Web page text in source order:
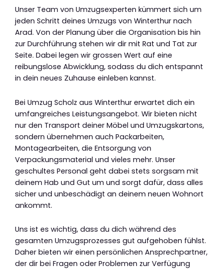
Unser Team von Umzugsexperten kümmert sich um
jeden Schritt deines Umzugs von Winterthur nach
Arad. Von der Planung über die Organisation bis hin
zur Durchführung stehen wir dir mit Rat und Tat zur
Seite. Dabei legen wir grossen Wert auf eine
reibungslose Abwicklung, sodass du dich entspannt
in dein neues Zuhause einleben kannst.
Bei Umzug Scholz aus Winterthur erwartet dich ein
umfangreiches Leistungsangebot. Wir bieten nicht
nur den Transport deiner Möbel und Umzugskartons,
sondern übernehmen auch Packarbeiten,
Montagearbeiten, die Entsorgung von
Verpackungsmaterial und vieles mehr. Unser
geschultes Personal geht dabei stets sorgsam mit
deinem Hab und Gut um und sorgt dafür, dass alles
sicher und unbeschädigt an deinem neuen Wohnort
ankommt.
Uns ist es wichtig, dass du dich während des
gesamten Umzugsprozesses gut aufgehoben fühlst.
Daher bieten wir einen persönlichen Ansprechpartner,
der dir bei Fragen oder Problemen zur Verfügung